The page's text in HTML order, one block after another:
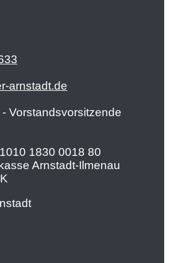
arnstadt.de
Vorstandsvorsitzende
1830 0018 80
Arnstadt-Ilmenau